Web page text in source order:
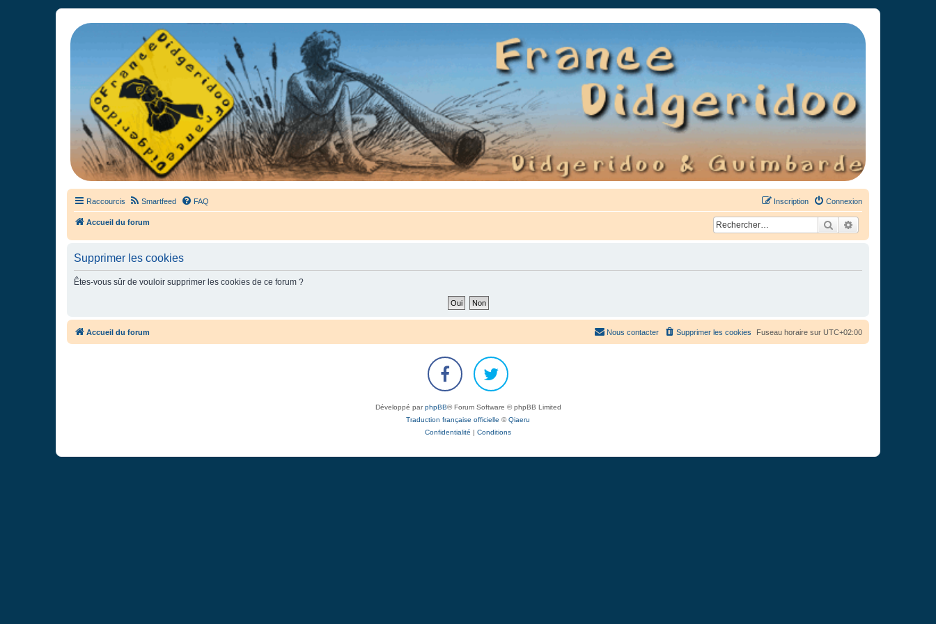
France Didgeridoo
Didgeridoo et Guimbarde sur France Didgeridoo - retrouvez la communauté.
Raccourcis Smartfeed FAQ Connexion
Inscription
Accueil du forum Rechercher
Supprimer les cookies
Êtes-vous sûr de vouloir supprimer les cookies de ce forum ?
Accueil du forum Fuseau horaire sur UTC+02:00
Supprimer les cookies
Nous contacter
Développé parphpBB® Forum Software © phpBB Limited
Traduction française officielle ©Qiaeru
Confidentialité | Conditions